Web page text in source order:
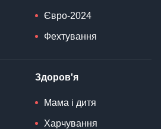
Євро-2024
Фехтування
Здоров'я
Мама і дитя
Харчування